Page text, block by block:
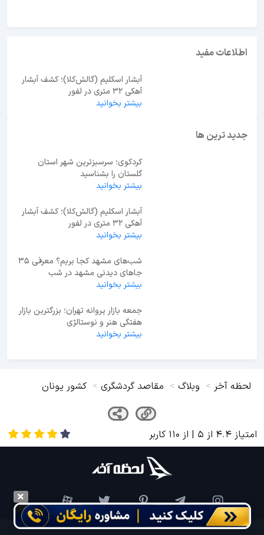
اطلاعات مفید
آبشار اسکلیم (گالش‌کلا)؛ کشف آبشار
آهکی ۳۲ متری در لفور
بیشتر بخوانید
جدید ترین ها
کردکوی؛ سرسبزترین شهر استان
گلستان را بشناسید
بیشتر بخوانید
آبشار اسکلیم (گالش‌کلا)؛ کشف آبشار
آهکی ۳۲ متری در لفور
بیشتر بخوانید
شب‌های مشهد کجا بریم؟ معرفی 35
جاهای دیدنی مشهد در شب
بیشتر بخوانید
جمعه بازار پروانه تهران؛ بزرگترین بازار
هفتگی هنر و نوستالژی
بیشتر بخوانید
لحظه آخر وبلاگ مقاصد گردشگری کشور یونان
امتیاز 4.4 از 5 | از 110 کاربر